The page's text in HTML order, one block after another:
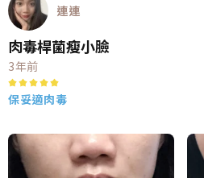
連連
肉毒桿菌瘦小臉
3年前
保妥適肉毒